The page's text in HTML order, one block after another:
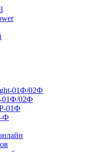
01Ф/02Ф
02Ф
01Ф
Ф